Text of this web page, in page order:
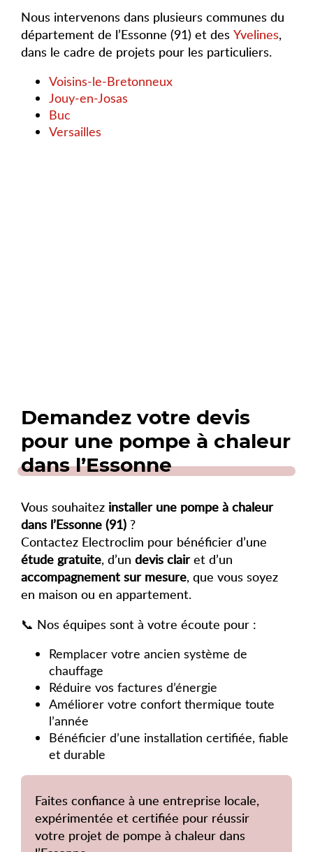
Nous intervenons dans plusieurs communes du
département de l’Essonne (91) et des Yvelines,
dans le cadre de projets pour les particuliers.
Voisins-le-Bretonneux
Jouy-en-Josas
Buc
Versailles
Demandez votre devis
pour une pompe à chaleur
dans l’Essonne
Vous souhaitez installer une pompe à chaleur
dans l’Essonne (91) ?
Contactez Electroclim pour bénéficier d’une
étude gratuite, d’un devis clairet d’un
accompagnement sur mesure, que vous soyez
en maison ou en appartement.
📞 Nos équipes sont à votre écoute pour :
Remplacer votre ancien système de
chauffage
Réduire vos factures d’énergie
Améliorer votre confort thermique toute
l’année
Bénéficier d’une installation certifiée, fiable
et durable
Faites confiance à une entreprise locale,
expérimentée et certifiée pour réussir
votre projet de pompe à chaleur dans